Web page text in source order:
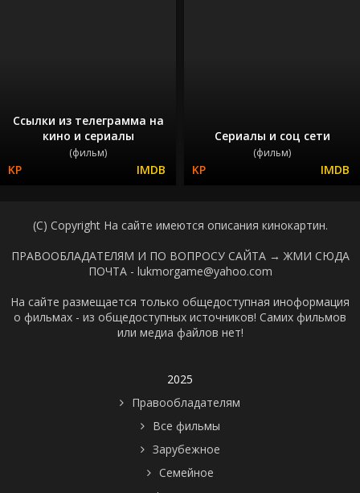
Ссылки из телеграмма на
кино и сериалы
(фильм)
Сериалы и соц сети
(фильм)
(C) Copyright На сайте имеются описания кинокартин.
ПРАВООБЛАДАТЕЛЯМ И ПО ВОПРОСУ САЙТА → ЖМИ СЮДА
ПОЧТА - lukmorgame@yahoo.com
На сайте размещается только общедоступная иноформация
о фильмах - из общедоступных источников! Самих фильмов
или медиа файлов нет!
2025
Правообладателям
Все фильмы
Зарубежное
Семейное